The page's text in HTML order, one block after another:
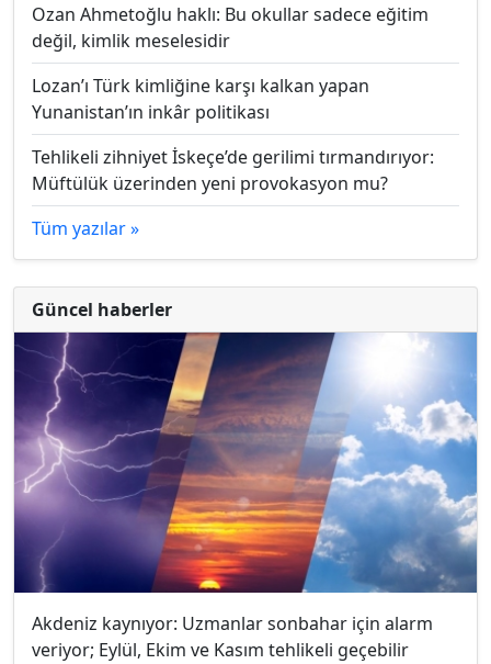
Ozan Ahmetoğlu haklı: Bu okullar sadece eğitim
değil, kimlik meselesidir
Lozan’ı Türk kimliğine karşı kalkan yapan
Yunanistan’ın inkâr politikası
Tehlikeli zihniyet İskeçe’de gerilimi tırmandırıyor:
Müftülük üzerinden yeni provokasyon mu?
Tüm yazılar »
Güncel haberler
Akdeniz kaynıyor: Uzmanlar sonbahar için alarm
veriyor; Eylül, Ekim ve Kasım tehlikeli geçebilir